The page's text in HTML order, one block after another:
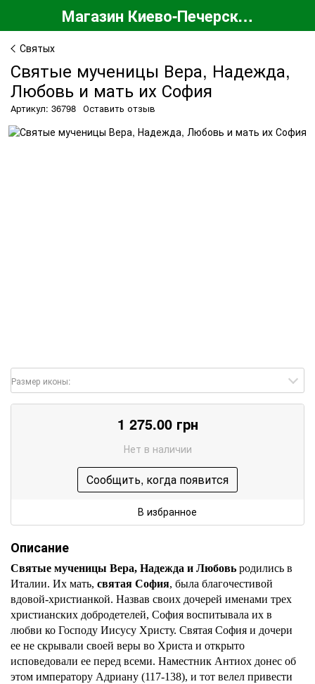
Магазин Киево-Печерской Лавры
Святых
Святые мученицы Вера, Надежда,
Любовь и мать их София
Артикул: 36798 Оставить отзыв
Размер иконы:
1 275.00 грн
Нет в наличии
Сообщить, когда появится
В избранное
Описание
Святые мученицы Вера, Надежда и Любовь родились в
Италии. Их мать, святая София, была благочестивой
вдовой-христианкой. Назвав своих дочерей именами трех
христианских добродетелей, София воспитывала их в
любви ко Господу Иисусу Христу. Святая София и дочери
ее не скрывали своей веры во Христа и открыто
исповедовали ее перед всеми. Наместник Антиох донес об
этом императору Адриану (117-138), и тот велел привести